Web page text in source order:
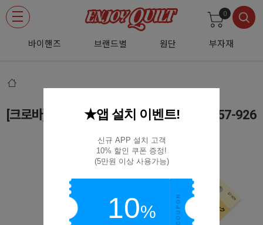
바이핸즈 브랜드별 원단 부자재
0
[크로바] 패치워크 시접자 30cm(컬러라인) 57-926
57-926
★앱 설치 이벤트!
신규 APP 설치 고객
10% 할인 쿠폰 증정!
(5만원 이상 사용가능)
10%